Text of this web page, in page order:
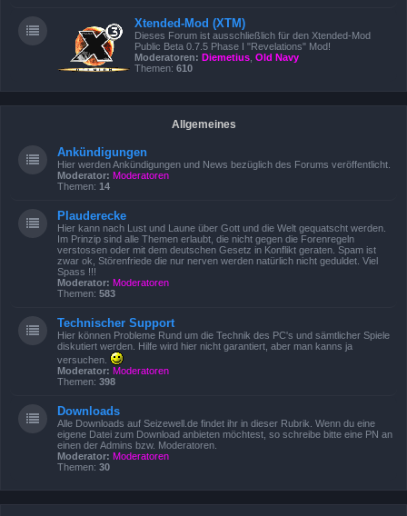
Xtended-Mod (XTM)
Dieses Forum ist ausschließlich für den Xtended-Mod
Public Beta 0.7.5 Phase I "Revelations" Mod!
Moderatoren: Diemetius Old Navy
Themen: 610
Allgemeines
Ankündigungen
Hier werden Ankündigungen und News bezüglich des Forums veröffentlicht.
Moderator: Moderatoren
Themen: 14
Plauderecke
Hier kann nach Lust und Laune über Gott und die Welt gequatscht werden.
Im Prinzip sind alle Themen erlaubt, die nicht gegen die Forenregeln
verstossen oder mit dem deutschen Gesetz in Konflikt geraten. Spam ist
zwar ok, Störenfriede die nur nerven werden natürlich nicht geduldet. Viel
Spass !!!
Moderator: Moderatoren
Themen: 583
Technischer Support
Hier können Probleme Rund um die Technik des PC's und sämtlicher Spiele
diskutiert werden. Hilfe wird hier nicht garantiert, aber man kanns ja
versuchen.
Moderator: Moderatoren
Themen: 398
Downloads
Alle Downloads auf Seizewell.de findet ihr in dieser Rubrik. Wenn du eine
eigene Datei zum Download anbieten möchtest, so schreibe bitte eine PN an
einen der Admins bzw. Moderatoren.
Moderator: Moderatoren
Themen: 30